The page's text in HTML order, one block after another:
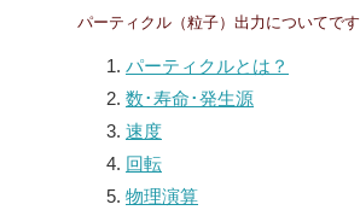
パーティクル（粒子）出力についてです
パーティクルとは？
数･寿命･発生源
速度
回転
物理演算